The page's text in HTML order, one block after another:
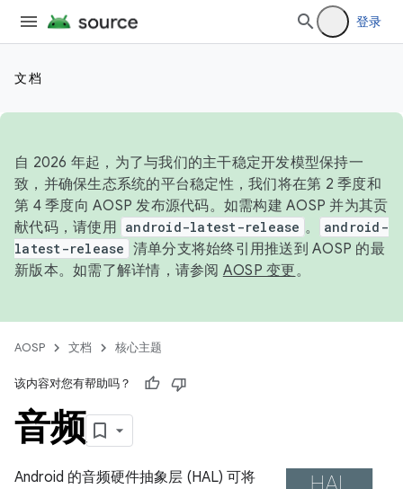
登录
文档
自 2026 年起，为了与我们的主干稳定开发模型保持一
致，并确保生态系统的平台稳定性，我们将在第 2 季度和
第 4 季度向 AOSP 发布源代码。如需构建 AOSP 并为其贡
献代码，请使用 android-latest-release 。
android-
latest-release 清单分支将始终引用推送到 AOSP 的最
新版本。如需了解详情，请参阅 AOSP 变更。
AOSP 文档 核心主题
该内容对您有帮助吗？
音频
Android 的音频硬件抽象层 (HAL) 可将